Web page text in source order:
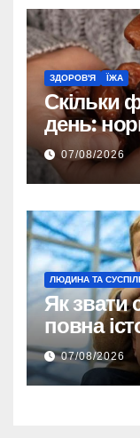
ЗДОРОВ'Я ЇЖА
Скільки
день:
енергії
07/08/2026
ЛЮДИНА ТА
Як звати
повна
07/08/2026